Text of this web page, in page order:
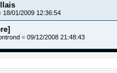
18/01/2009 12:36:54
« 09/12/2008 21:48:43